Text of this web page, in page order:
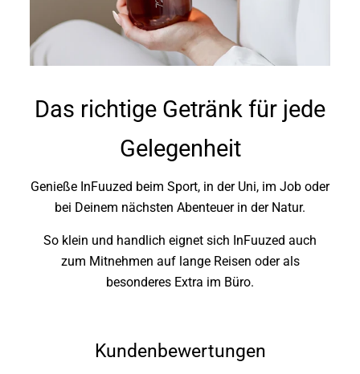
Das richtige Getränk für jede
Gelegenheit
Genieße InFuuzed beim Sport, in der Uni, im Job oder
bei Deinem nächsten Abenteuer in der Natur.
So klein und handlich eignet sich InFuuzed auch
zum Mitnehmen auf lange Reisen oder als
besonderes Extra im Büro.
Kundenbewertungen